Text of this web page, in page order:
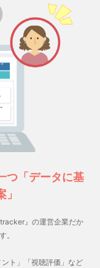
つ「データに基
』の運営企業だか
。
ト」「視聴評価」など